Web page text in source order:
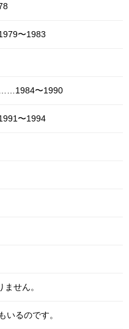
〜1983
……1984〜1990
〜1994
せん。
いるのです。